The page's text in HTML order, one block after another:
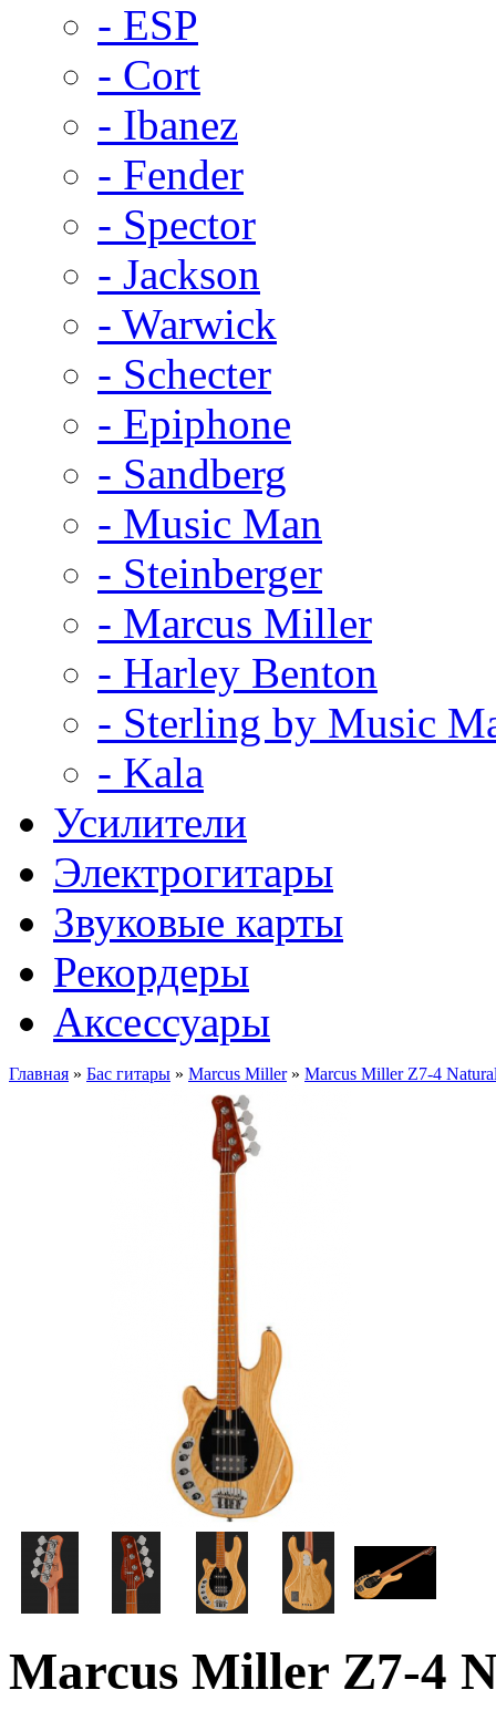
- ESP
- Cort
- Ibanez
- Fender
- Spector
- Jackson
- Warwick
- Schecter
- Epiphone
- Sandberg
- Music Man
- Steinberger
- Marcus Miller
- Harley Benton
- Sterling by Music
- Kala
Усилители
Электрогитары
Звуковые карты
Рекордеры
Аксессуары
Главная » Бас гитары » Marcus Miller» Marcus Miller Z7-4
Marcus Miller Z7-4